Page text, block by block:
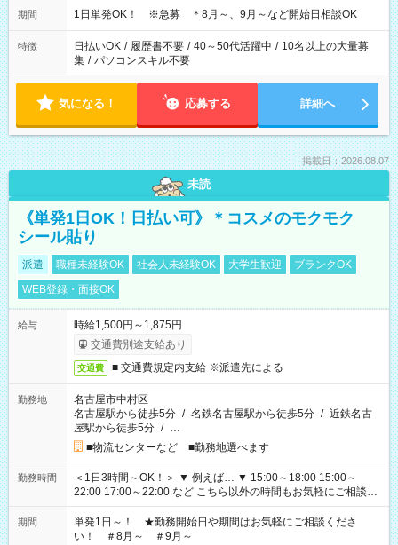
期間 1日単発OK！ ※急募 ＊8月～、9月～など開始日相談OK
特徴 日払いOK / 履歴書不要 / 40～50代活躍中 / 10名以上の大量募
集 / パソコンスキル不要
気になる！ 応募する 詳細へ
掲載日：2026.08.07
未読
《単発1日OK！日払い可》＊コスメのモクモク
シール貼り
派遣 職種未経験OK 社会人未経験OK 大学生歓迎
ブランクOK
WEB登録・面接OK
給与
時給1,500円～1,875円
交通費別途支給あり
交通費 ■ 交通費規定内支給 ※派遣先による
勤務地
名古屋市中村区
名古屋駅から徒歩5分 / 名鉄名古屋駅から徒歩5分 / 近鉄名古
屋駅から徒歩5分 / …
■物流センターなど ■勤務地選べます
勤務時間
＜1日3時間～OK！＞ ▼ 例えば… ▼ 15:00～18:00 15:00～
22:00 17:00～22:00 など こちら以外の時間もお気軽にご相談く
ださい！
期間
単発1日～！ ★勤務開始日や期間はお気軽にご相談くださ
い！ ＃8月～ ＃9月～